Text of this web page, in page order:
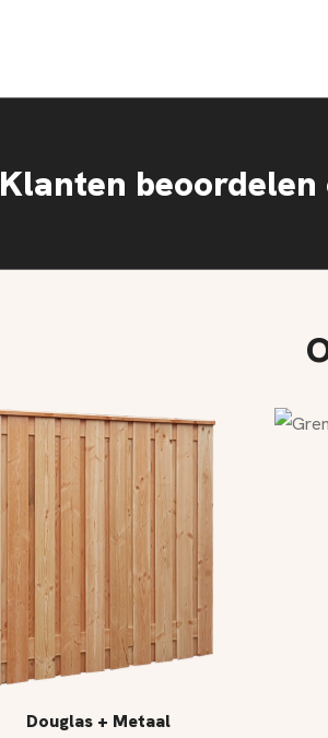
Klanten beoordelen
Douglas + Metaal